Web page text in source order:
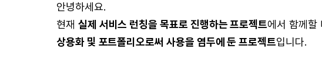
안녕하세요.
현재 실제 서비스 런칭을 목표로 진행하는 프로젝트에서 함께할
상용화 및 포트폴리오로써 사용을 염두에 둔 프로젝트입니다.